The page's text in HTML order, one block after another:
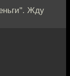
Жду